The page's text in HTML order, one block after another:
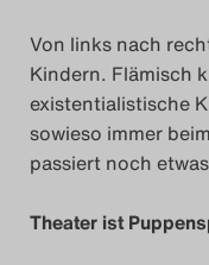
Von links nach
Kindern. Flämisch
existentialistische
sowieso immer
passiert noch
Theater ist